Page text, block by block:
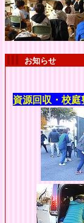
お知らせ
資源回収・校